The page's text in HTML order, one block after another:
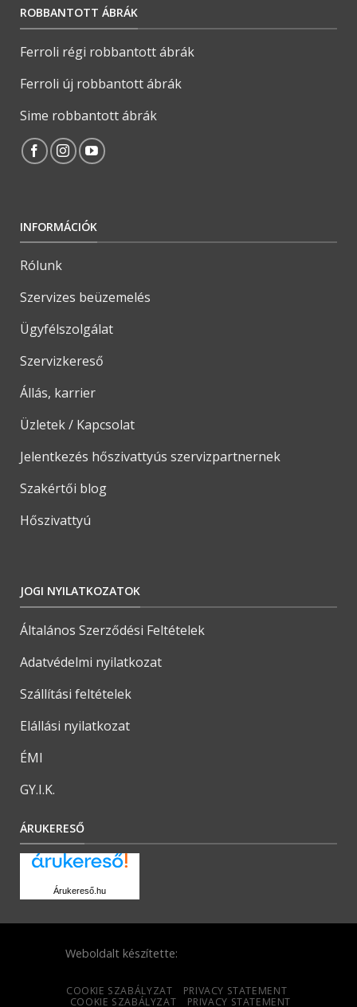
ROBBANTOTT ÁBRÁK
Ferroli régi robbantott ábrák
Ferroli új robbantott ábrák
Sime robbantott ábrák
INFORMÁCIÓK
Rólunk
Szervizes beüzemelés
Ügyfélszolgálat
Szervizkereső
Állás, karrier
Üzletek / Kapcsolat
Jelentkezés hőszivattyús szervizpartnernek
Szakértői blog
Hőszivattyú
JOGI NYILATKOZATOK
Általános Szerződési Feltételek
Adatvédelmi nyilatkozat
Szállítási feltételek
Elállási nyilatkozat
ÉMI
GY.I.K.
ÁRUKERESŐ
Árukereső.hu
Weboldalt készítette:
COOKIE SZABÁLYZAT
PRIVACY STATEMENT
COOKIE SZABÁLYZAT
PRIVACY STATEMENT